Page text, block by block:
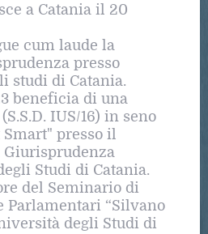
a Catania il 20
cum laude la
presso
studi di Catania.
beneficia di una
IUS/16) in seno
presso il
Studi di Catania.
del Seminario di
Parlamentari “Silvano
degli Studi di